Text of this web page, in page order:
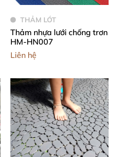
THẢM LÓT
Thảm nhựa lưới chống trơn
HM-HN007
Liên hệ